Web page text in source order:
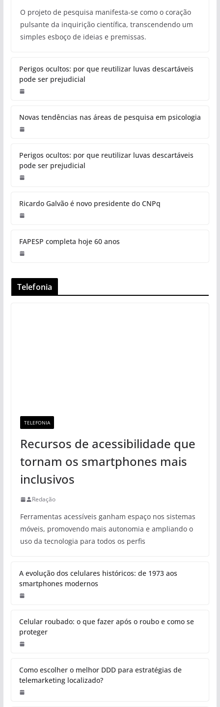
O projeto de pesquisa manifesta-se como o coração
pulsante da inquirição científica, transcendendo um
simples esboço de ideias e premissas.
Perigos ocultos: por que reutilizar luvas descartáveis
pode ser prejudicial
Novas tendências nas áreas de pesquisa em psicologia
Perigos ocultos: por que reutilizar luvas descartáveis
pode ser prejudicial
Ricardo Galvão é novo presidente do CNPq
FAPESP completa hoje 60 anos
Telefonia
TELEFONIA
Recursos de acessibilidade que
tornam os smartphones mais
inclusivos
Redação
Ferramentas acessíveis ganham espaço nos sistemas
móveis, promovendo mais autonomia e ampliando o
uso da tecnologia para todos os perfis
A evolução dos celulares históricos: de 1973 aos
smartphones modernos
Celular roubado: o que fazer após o roubo e como se
proteger
Como escolher o melhor DDD para estratégias de
telemarketing localizado?